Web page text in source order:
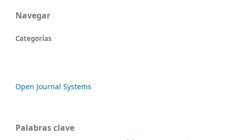
Navegar
Categorías
Open Journal Systems
Palabras clave